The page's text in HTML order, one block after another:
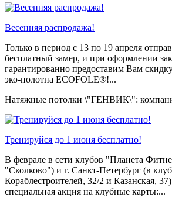
Весенняя распродажа!
Только в период c 13 по 19 апреля
бесплатный замер, и при оформлении
гарантированно предоставим Вам
эко-полотна ECOFOLE®!...
Натяжные потолки \"ГЕНВИК\":
Тренируйся до 1 июня бесплатно!
В феврале в сети клубов "Планета
"Сколково") и г. Санкт-Петербург (в
Кораблестроителей, 32/2 и Казанская,
специальная акция на клубные карты:...